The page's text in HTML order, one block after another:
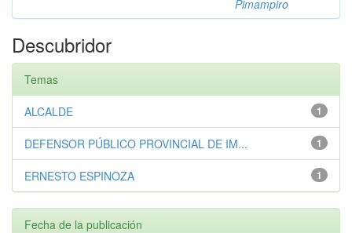
Pimampiro
Descubridor
Temas
1
ALCALDE
1
DEFENSOR PÚBLICO PROVINCIAL DE IM...
1
ERNESTO ESPINOZA
Fecha de la publicación